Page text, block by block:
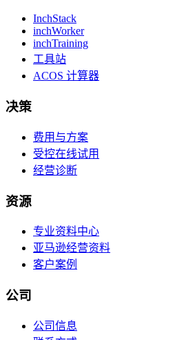
InchStack
inchWorker
inchTraining
工具站
ACOS 计算器
决策
费用与方案
受控在线试用
经营诊断
资源
专业资料中心
亚马逊经营资料
客户案例
公司
公司信息